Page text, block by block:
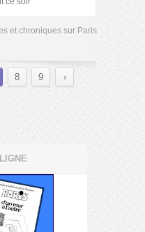
et chroniques sur Paris
8 9 ›